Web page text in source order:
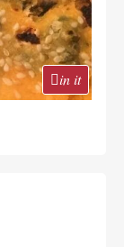
in it